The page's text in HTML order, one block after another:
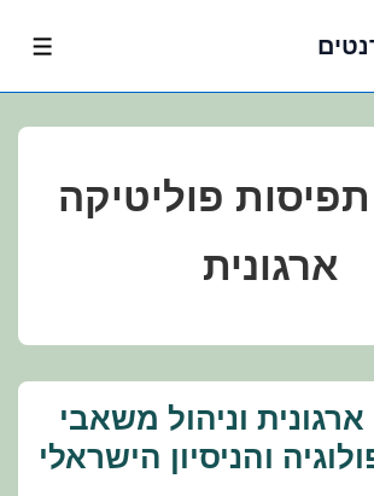
תפיסות פוליטיקה
ארגונית
וניהול משאבי
והניסיון הישראלי